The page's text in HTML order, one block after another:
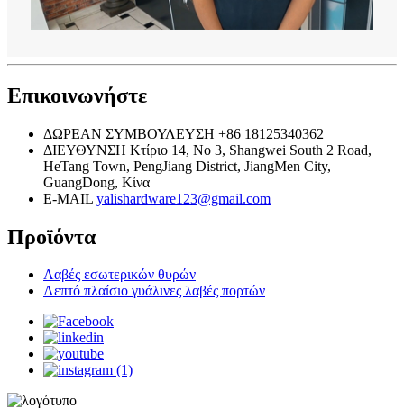
Επικοινωνήστε
ΔΩΡΕΑΝ ΣΥΜΒΟΥΛΕΥΣΗ +86 18125340362
ΔΙΕΥΘΥΝΣΗ Κτίριο 14, No 3, Shangwei South 2 Road,
HeTang Town, PengJiang District, JiangMen City,
GuangDong, Κίνα
E-MAIL yalishardware123@gmail.com
Προϊόντα
Λαβές εσωτερικών θυρών
Λεπτό πλαίσιο γυάλινες λαβές πορτών